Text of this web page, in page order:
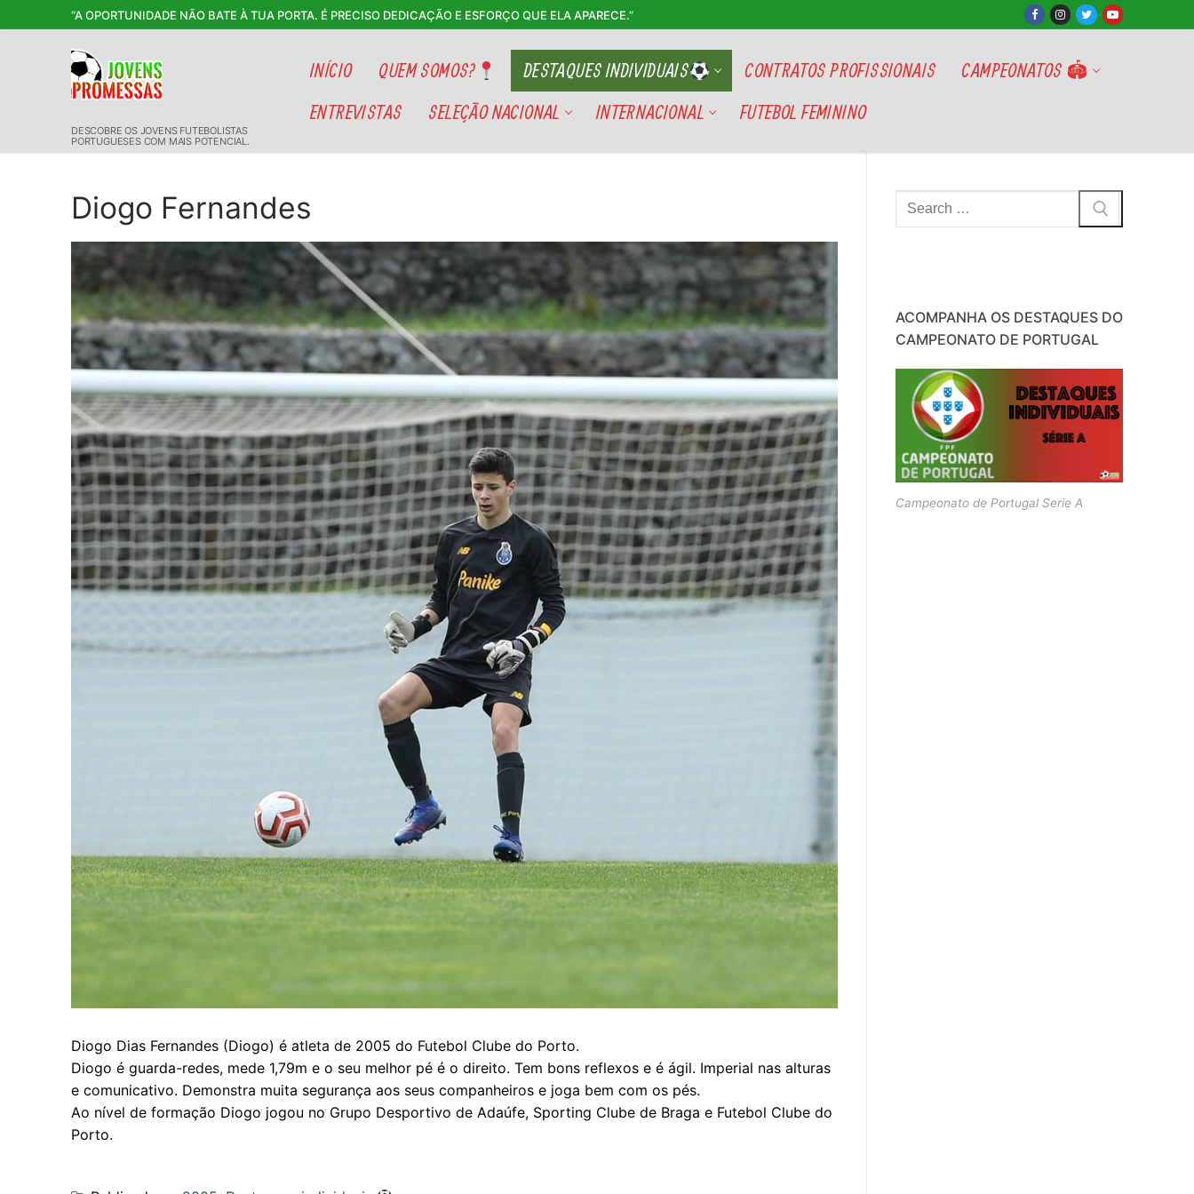
para
“A OPORTUNIDADE NÃO BATE À TUA PORTA. É PRECISO DEDICAÇÃO E ESFORÇO QUE ELA APARECE.”
DESCOBRE OS JOVENS FUTEBOLISTAS
PORTUGUESES COM MAIS POTENCIAL.
INÍCIO QUEM SOMOS? DESTAQUES INDIVIDUAIS CONTRATOS PROFISSIONAIS
CAMPEONATOS 🏟
ENTREVISTAS
SELEÇÃO NACIONAL INTERNACIONAL FUTEBOL FEMININO
Diogo Fernandes
Diogo Dias Fernandes (Diogo) é atleta de 2005 do Futebol Clube do Porto.
Diogo é guarda-redes, mede 1,79m e o seu melhor pé é o direito. Tem bons reflexos e é ágil. Imperial nas alturas
e comunicativo. Demonstra muita segurança aos seus companheiros e joga bem com os pés.
Ao nível de formação Diogo jogou no Grupo Desportivo de Adaúfe, Sporting Clube de Braga e Futebol Clube do
Porto.
Pesquisar
ACOMPANHA OS DESTAQUES DO
CAMPEONATO DE PORTUGAL
Campeonato de Portugal Serie A